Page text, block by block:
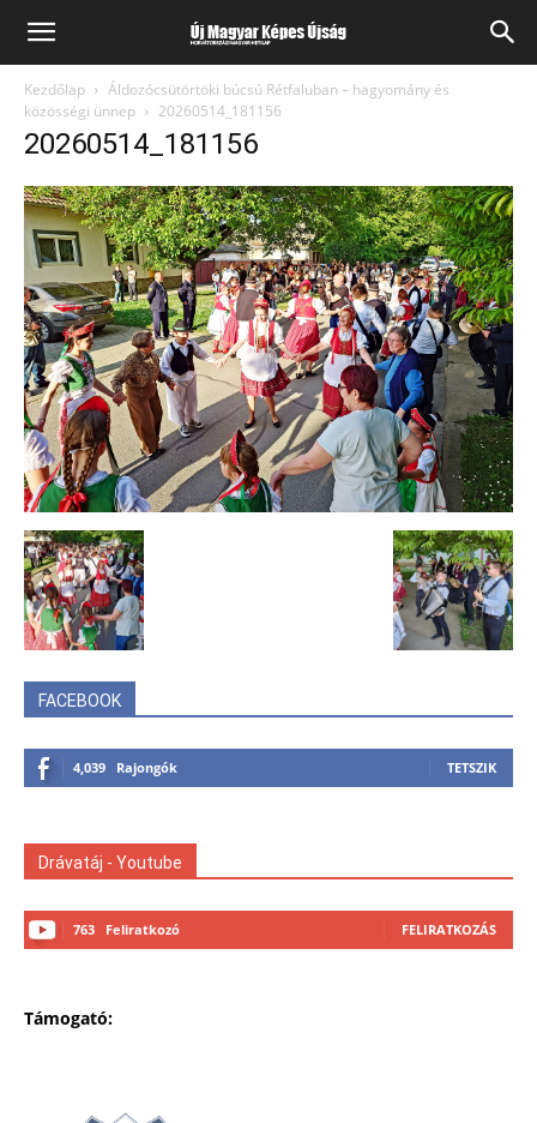
Kezdőlap
Áldozócsütörtöki búcsú Rétfaluban – hagyomány és
közösségi ünnep
20260514_181156
20260514_181156
FACEBOOK
4,039 Rajongók TETSZIK
Drávatáj - Youtube
763 Feliratkozó FELIRATKOZÁS
Támogató: